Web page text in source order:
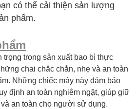
có thể cải thiện sản lượng
phẩm.
trọng trong sản xuất bao bì thực
chai chắc chắn, nhẹ và an toàn
Những chiếc máy này đảm bảo
định an toàn nghiêm ngặt, giúp giữ
an toàn cho người sử dụng.